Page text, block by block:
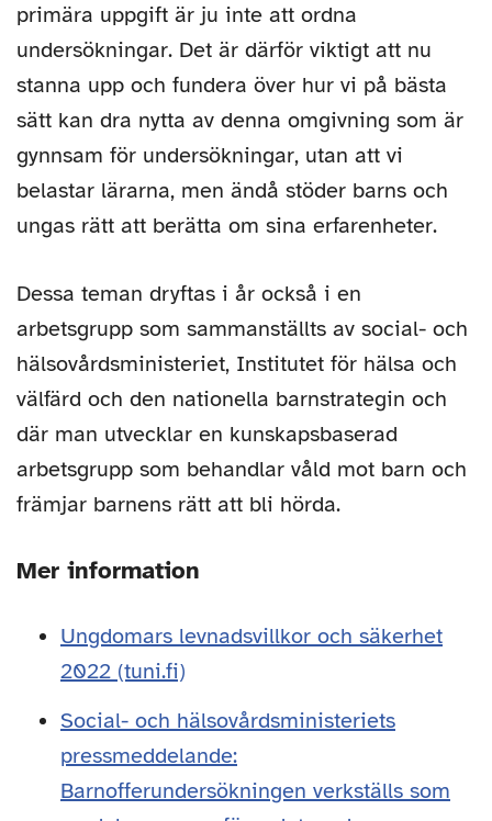
primära uppgift är ju inte att ordna
undersökningar. Det är därför viktigt att nu
stanna upp och fundera över hur vi på bästa
sätt kan dra nytta av denna omgivning som är
gynnsam för undersökningar, utan att vi
belastar lärarna, men ändå stöder barns och
ungas rätt att berätta om sina erfarenheter.
Dessa teman dryftas i år också i en
arbetsgrupp som sammanställts av social- och
hälsovårdsministeriet, Institutet för hälsa och
välfärd och den nationella barnstrategin och
där man utvecklar en kunskapsbaserad
arbetsgrupp som behandlar våld mot barn och
främjar barnens rätt att bli hörda.
Mer information
Ungdomars levnadsvillkor och säkerhet
2022 (tuni.fi)
Social- och hälsovårdsministeriets
pressmeddelande:
Barnofferundersökningen verkställs som